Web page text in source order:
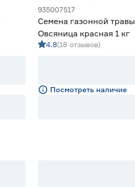
935007517
Семена газонной травы
Овсяница красная 1 кг
4.8(18 отзывов)
Посмотреть наличие